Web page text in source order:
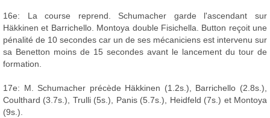
16e: La course reprend. Schumacher garde l'ascendant sur
Häkkinen et Barrichello. Montoya double Fisichella. Button reçoit une
pénalité de 10 secondes car un de ses mécaniciens est intervenu sur
sa Benetton moins de 15 secondes avant le lancement du tour de
formation.
17e: M. Schumacher précède Häkkinen (1.2s.), Barrichello (2.8s.),
Coulthard (3.7s.), Trulli (5s.), Panis (5.7s.), Heidfeld (7s.) et Montoya
(9s.).